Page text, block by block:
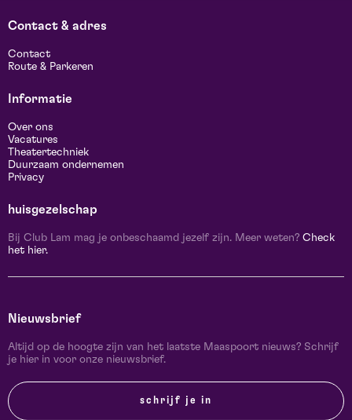
Contact & adres
Contact
Route & Parkeren
Informatie
Over ons
Vacatures
Theatertechniek
Duurzaam ondernemen
Privacy
huisgezelschap
Bij Club Lam mag je onbeschaamd jezelf zijn. Meer weten? Check
het hier.
Nieuwsbrief
Altijd op de hoogte zijn van het laatste Maaspoort nieuws? Schrijf
je hier in voor onze nieuwsbrief.
schrijf je in